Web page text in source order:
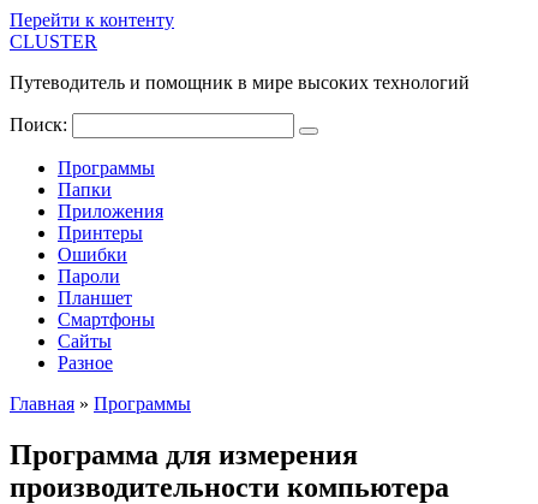
Перейти к контенту
CLUSTER
Путеводитель и помощник в мире высоких технологий
Поиск:
Программы
Папки
Приложения
Принтеры
Ошибки
Пароли
Планшет
Смартфоны
Сайты
Разное
Главная » Программы
Программа для измерения
производительности компьютера